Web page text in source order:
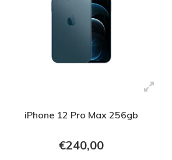
iPhone 12 Pro Max 256gb
€240,00